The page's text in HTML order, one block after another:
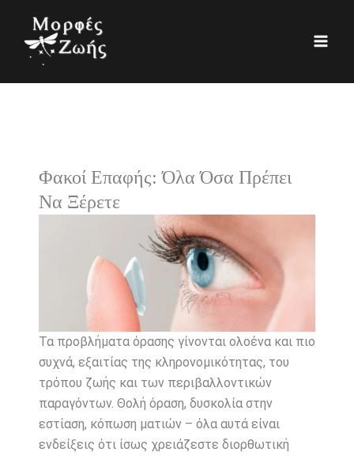
περιεχόμενο
Φακοί Επαφής: Όλα Όσα Πρέπει
Να Ξέρετε
Τα προβλήματα όρασης γίνονται ολοένα και πιο
συχνά, εξαιτίας της κληρονομικότητας, του
τρόπου ζωής και των περιβαλλοντικών
παραγόντων. Θολή όραση, δυσκολία στην
εστίαση, κόπωση ματιών – όλα αυτά είναι
ενδείξεις ότι ίσως χρειάζεστε διορθωτική
α
η
σ
ο